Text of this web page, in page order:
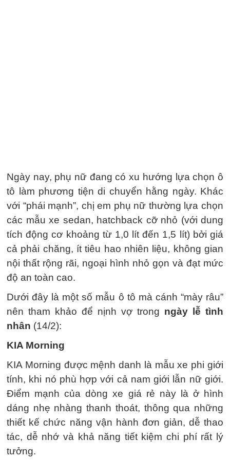
Ngày nay, phụ nữ đang có xu hướng lựa chọn ô
tô làm phương tiện di chuyển hằng ngày. Khác
với “phái mạnh”, chị em phụ nữ thường lựa chọn
các mẫu xe sedan, hatchback cỡ nhỏ (với dung
tích động cơ khoảng từ 1,0 lít đến 1,5 lít) bởi giá
cả phải chăng, ít tiêu hao nhiên liệu, không gian
nội thất rộng rãi, ngoại hình nhỏ gọn và đạt mức
độ an toàn cao.
Dưới đây là một số mẫu ô tô mà cánh “mày râu”
nên tham khảo để nịnh vợ trong ngày lễ tình
nhân (14/2):
KIA Morning
KIA Morning được mệnh danh là mẫu xe phi giới
tính, khi nó phù hợp với cả nam giới lẫn nữ giới.
Điểm mạnh của dòng xe giá rẻ này là ở hình
dáng nhẹ nhàng thanh thoát, thông qua những
thiết kế chức năng vận hành đơn giản, dễ thao
tác, dễ nhớ và khả năng tiết kiệm chi phí rất lý
tưởng.